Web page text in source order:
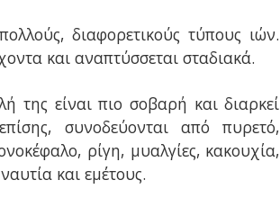
διαφορετικούς τύπους ιών.
και αναπτύσσεται σταδιακά.
της είναι πιο σοβαρή και διαρκεί
συνοδεύονται από πυρετό,
ρίγη, μυαλγίες, κακουχία,
και εμέτους.